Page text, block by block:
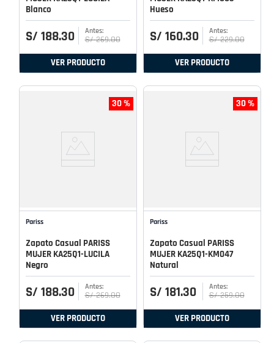
Blanco
S/ 188.30 S/ 269.00
VER PRODUCTO
Hueso
S/ 160.30 S/ 229.00
VER PRODUCTO
30 %
Pariss
Zapato Casual PARISS
MUJER KA25Q1-LUCILA
Negro
S/ 188.30 S/ 269.00
VER PRODUCTO
30 %
Pariss
Zapato Casual PARISS
MUJER KA25Q1-KM047
Natural
S/ 181.30 S/ 259.00
VER PRODUCTO